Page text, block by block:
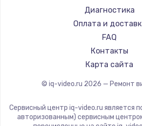
Заказать
Замена видеочипа
от 2745 руб.
Заказать
от 725 руб.
Заказать
Диагностика
Оплата и
FAQ
Контакты
Карта сайта
© iq-video.ru 2026 — Ремонт
Сервисный центр iq-video.ru является
авторизованным) сервисным